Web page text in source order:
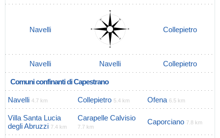
Navelli Collepietro
Navelli Navelli Collepietro
Comuni confinanti di Capestrano
Navelli 4.7 km Collepietro 5.4 km Ofena 6.5 km
Villa Santa Lucia
degli Abruzzi 7.4 km
Carapelle Calvisio
7.7 km
Caporciano 7.8 km